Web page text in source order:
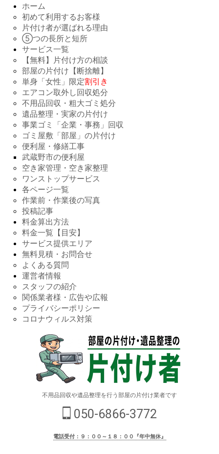
ホーム
初めて利用するお客様
片付け者が選ばれる理由
⑤つの長所と短所
サービス一覧
【無料】片付け方の相談
部屋の片付け【断捨離】
単身「女性」限定割引き
エアコン取外し回収処分
不用品回収・粗大ゴミ処分
遺品整理・実家の片付け
事業ゴミ「企業・事務」回収
ゴミ屋敷「部屋」の片付け
便利屋・修繕工事
武蔵野市の便利屋
空き家管理・空き家整理
ワンストップサービス
各ページ一覧
作業前・作業後の写真
投稿記事
料金算出方法
料金一覧【目安】
サービス提供エリア
無料見積・お問合せ
よくある質問
運営者情報
スタッフの紹介
関係業者様・広告や広報
プライバシーポリシー
コロナウィルス対策
不用品回収や遺品整理を行う部屋の片付け業者です
050-6866-3772
電話受付：９：００～１８：００『年中無休』